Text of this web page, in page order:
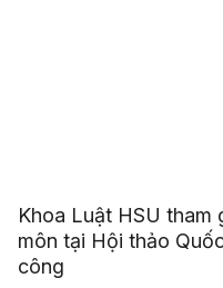
Khoa Luật HSU
môn tại Hội thảo
công